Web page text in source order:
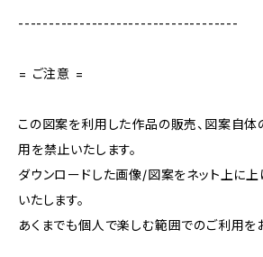
------------------------------------
= ご注意 =
この図案を利用した作品の販売、図案自
用を禁止いたします。
ダウンロードした画像/図案をネット上に
いたします。
あくまでも個人で楽しむ範囲でのご利用を